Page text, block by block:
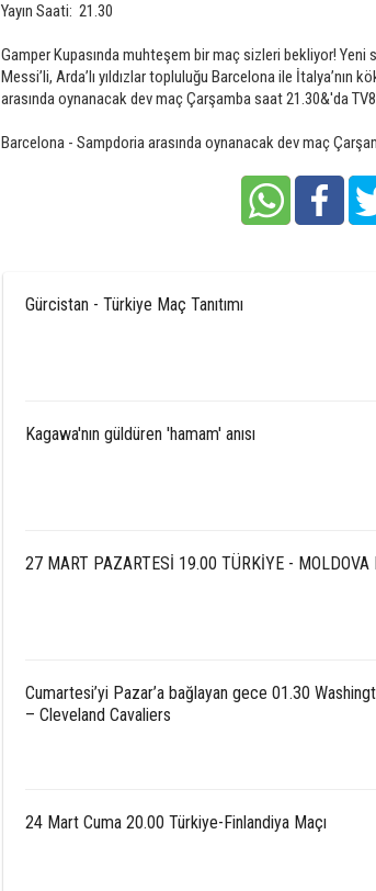
Yayın Saati: 21.30
Gamper Kupasında muhteşem bir maç sizleri bekliyor! Yeni
Messi’li, Arda’lı yıldızlar topluluğu Barcelona ile İtalya’nın
arasında oynanacak dev maç Çarşamba saat 21.30&'da
Barcelona - Sampdoria arasında oynanacak dev maç
Gürcistan - Türkiye Maç Tanıtımı
Kagawa'nın güldüren 'hamam' anısı
27 MART PAZARTESİ 19.00 TÜRKİYE - MOLDOVA
Cumartesi’yi Pazar’a bağlayan gece 01.30
– Cleveland Cavaliers
24 Mart Cuma 20.00 Türkiye-Finlandiya Maçı